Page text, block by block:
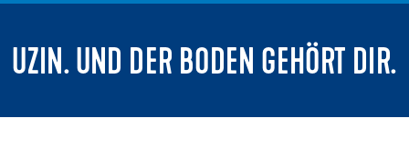
UZIN. UND DER BODEN GEHÖRT DIR.